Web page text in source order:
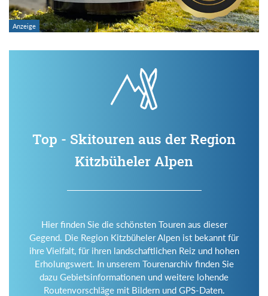
Top - Skitouren aus der Region
Kitzbüheler Alpen
Hier finden Sie die schönsten Touren aus dieser
Gegend. Die Region Kitzbüheler Alpen ist bekannt für
ihre Vielfalt, für ihren landschaftlichen Reiz und hohen
Erholungswert. In unserem Tourenarchiv finden Sie
dazu Gebietsinformationen und weitere lohende
Routenvorschläge mit Bildern und GPS-Daten.